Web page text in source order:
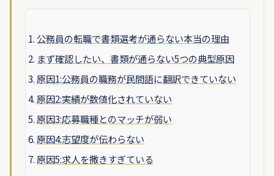
公務員の転職で書類選考が通らない本当の理由
まず確認したい、書類が通らない5つの典型原因
原因1:公務員の職務が民間語に翻訳できていない
原因2:実績が数値化されていない
原因3:応募職種とのマッチが弱い
原因4:志望度が伝わらない
原因5:求人を撒きすぎている